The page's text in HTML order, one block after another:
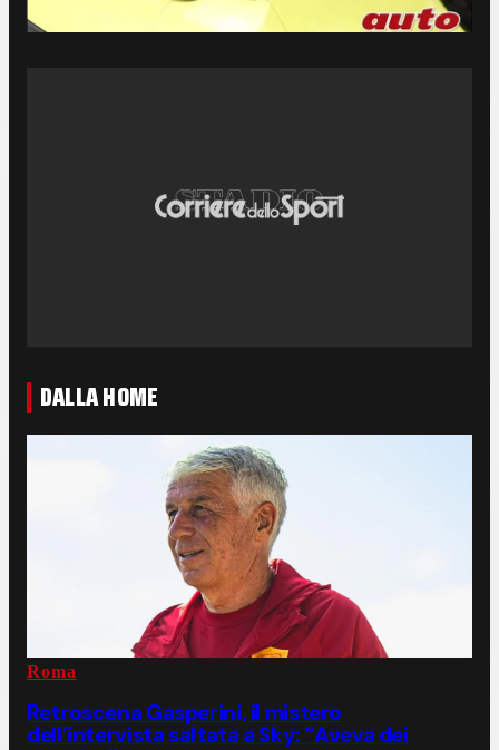
DALLA HOME
Roma
Retroscena Gasperini, il mistero
dell’intervista saltata a Sky: “Aveva dei